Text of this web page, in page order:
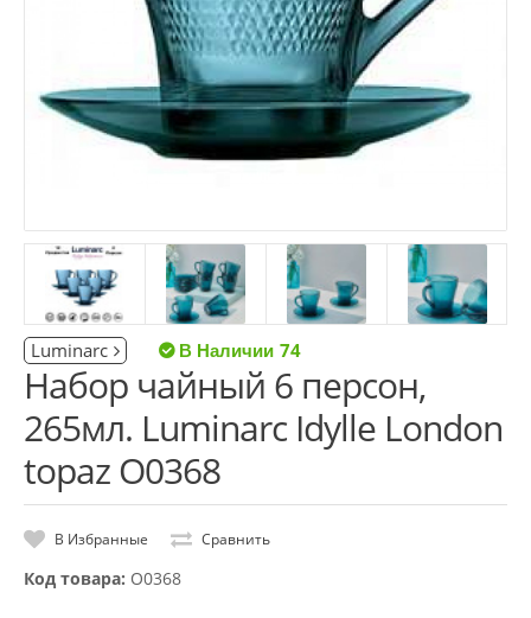
Luminarc 74
Набор чайный 6 персон,
265мл. Luminarc Idylle London
topaz O0368
В Избранные Сравнить
Код товара: O0368